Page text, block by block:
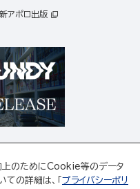
新アポロ出版
上のためにCookie等のデータ
の詳細は、「 プライバシーポリ